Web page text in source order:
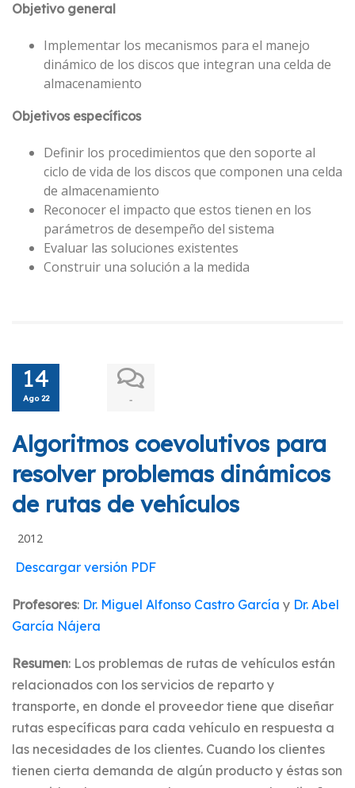
Objetivo general
Implementar los mecanismos para el manejo
dinámico de los discos que integran una celda de
almacenamiento
Objetivos específicos
Definir los procedimientos que den soporte al
ciclo de vida de los discos que componen una celda
de almacenamiento
Reconocer el impacto que estos tienen en los
parámetros de desempeño del sistema
Evaluar las soluciones existentes
Construir una solución a la medida
14
Ago 22 -
Algoritmos coevolutivos para
resolver problemas dinámicos
de rutas de vehículos
2012
Descargar versión PDF
Profesores: Dr. Miguel Alfonso Castro García y Dr. Abel
García Nájera
Resumen: Los problemas de rutas de vehículos están
relacionados con los servicios de reparto y
transporte, en donde el proveedor tiene que diseñar
rutas específicas para cada vehículo en respuesta a
las necesidades de los clientes. Cuando los clientes
tienen cierta demanda de algún producto y éstas son